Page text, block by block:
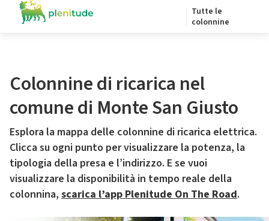
Tutte le
colonnine
Colonnine di ricarica nel
comune di Monte San Giusto
Esplora la mappa delle colonnine di ricarica elettrica.
Clicca su ogni punto per visualizzare la potenza, la
tipologia della presa e l’indirizzo. E se vuoi
visualizzare la disponibilità in tempo reale della
colonnina, scarica l’app Plenitude On The Road.